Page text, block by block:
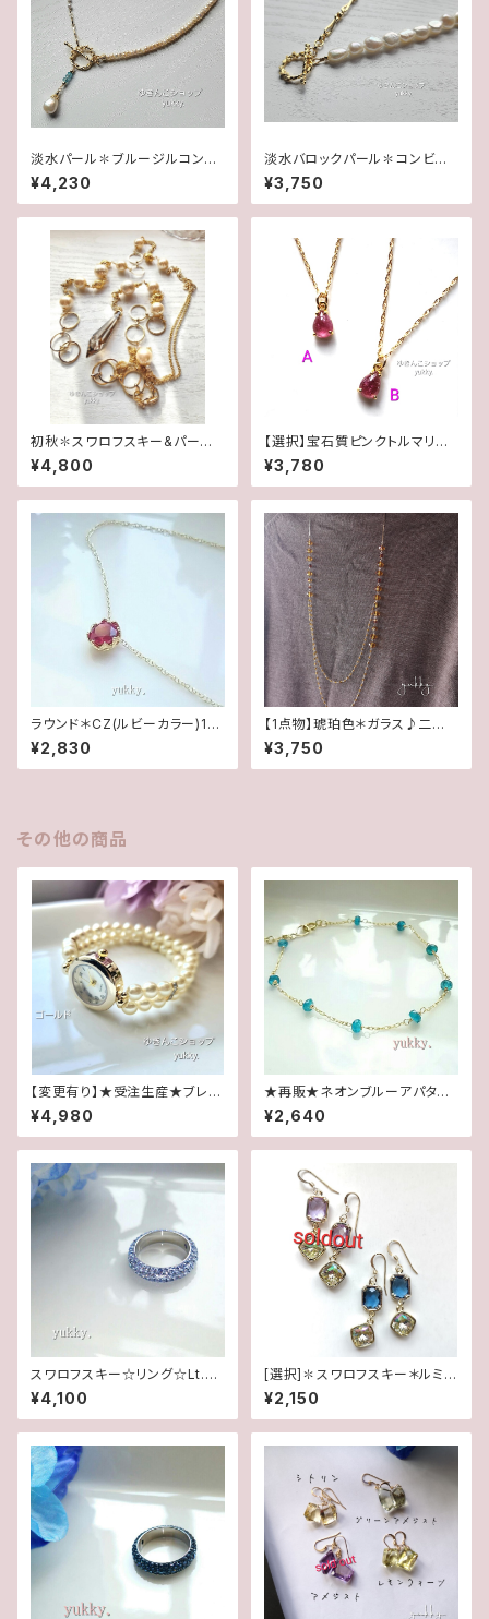
淡水パール✽ブルージルコン✽
コンビチェーンネックレス★
¥4,230
淡水バロックパール✽コンビチ
ェーンネックレス★
¥3,750
初秋✽スワロフスキー&パール
✽Y字ロングネックレス【1点物】
★
¥4,800
【選択】宝石質ピンクトルマリンA
A++ペアシェイプ7×5mm 18
KGP✽ネックレス14kgf(1点物
ずつ)
¥3,780
ラウンド＊CZ(ルビーカラー)14
Kgfネックレス
¥2,830
【1点物】琥珀色＊ガラス♪二連
ロングネックレス
¥3,750
その他の商品
【変更有り】★受注生産★ブレス
腕時計(パール･クリーム系ゴー
ルド)･A
¥4,980
★再販★ネオンブルーアパタイ
ト＊ブレス14kgf
¥2,640
スワロフスキー☆リング☆Lt.サ
ファイヤ(16.5号)
¥4,100
[選択]✽スワロフスキー＊ルミナ
スグリーン✽フレームガラス(1ペ
ア)14kgfピアス/イヤリング
¥2,150